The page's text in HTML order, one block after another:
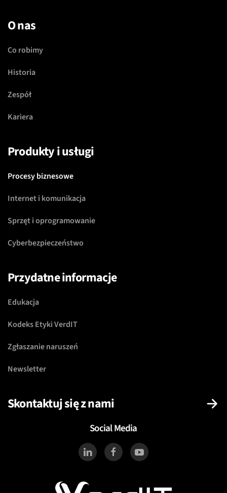
O nas
Co robimy
Historia
Zespół
Kariera
Produkty i usługi
Procesy biznesowe
Internet i komunikacja
Sprzęt i oprogramowanie
Cyberbezpieczeństwo
Przydatne informacje
Edukacja
Kodeks Etyki VerdIT
Zgłaszanie naruszeń
Newsletter
Skontaktuj się z nami
Social Media